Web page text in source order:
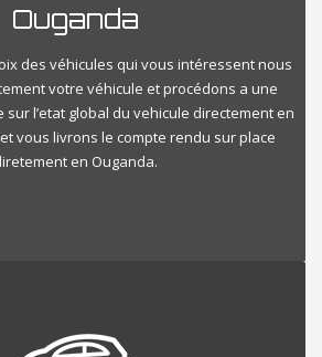
Ouganda
des véhicules qui vous intéressent nous
votre véhicule et procédons a une
l’etat global du vehicule directement en
vous livrons le compte rendu sur place
en Ouganda.